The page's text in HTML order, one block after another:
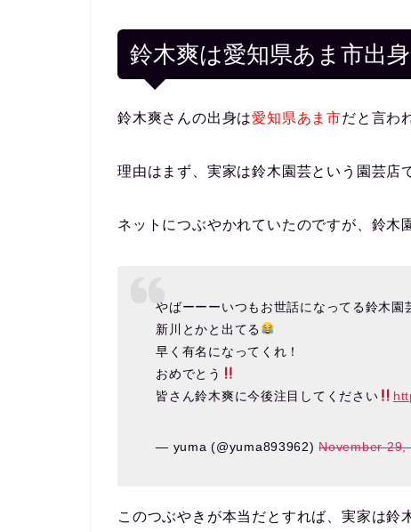
鈴木爽は愛知県あま市出
鈴木爽さんの出身は愛知県あま市だと言わ
理由はまず、実家は鈴木園芸という園芸店
ネットにつぶやかれていたのですが、 鈴木
やばーーーいつもお世話になってる鈴木園
新川とかと出てる
早く有名になってくれ！
おめでとう
皆さん鈴木爽に今後注目してください
— yuma (@yuma893962)November 29,
このつぶやきが本当だとすれば、実家は鈴